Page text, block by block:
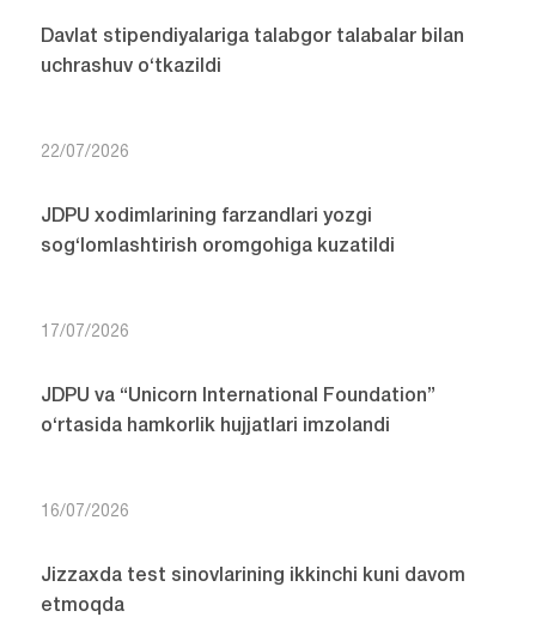
Davlat stipendiyalariga talabgor talabalar bilan
uchrashuv o‘tkazildi
22/07/2026
JDPU xodimlarining farzandlari yozgi
sog‘lomlashtirish oromgohiga kuzatildi
17/07/2026
JDPU va “Unicorn International Foundation”
o‘rtasida hamkorlik hujjatlari imzolandi
16/07/2026
Jizzaxda test sinovlarining ikkinchi kuni davom
etmoqda